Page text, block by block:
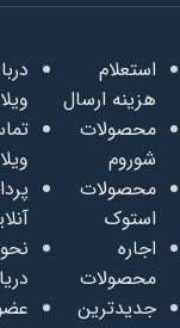
استعلام
هزینه ارسال
محصولات
شوروم
محصولات
استوک
اجاره
محصولات
جدیدترین